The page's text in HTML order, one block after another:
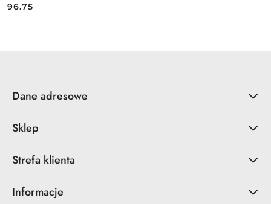
Cena:
96.75
Dane adresowe
Sklep
Strefa klienta
Informacje